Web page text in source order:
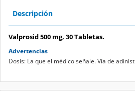
Descripción
Valprosid 500 mg, 30 Tabletas.
Advertencias
Dosis: La que el médico señale. Vía de